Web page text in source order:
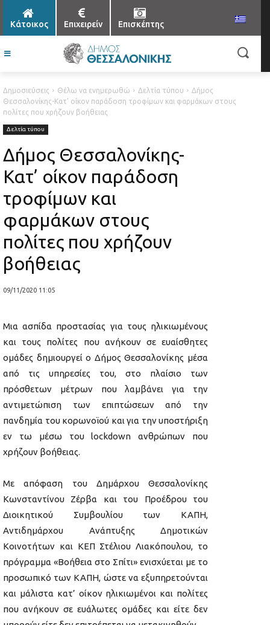
Κάτοικος Επιχειρείν Επισκέπτης
Δημοσιεύσεις Θέλω να ενημερωθώ Δελτία τύπου
Δήμος
Θεσσαλονίκης-Κατ’ οίκον παράδοση τροφίμων και φαρμάκων στους
πολίτες που χρήζουν βοήθειας
Δελτία τύπου
Δήμος Θεσσαλονίκης-
Κατ’ οίκον παράδοση
τροφίμων και
φαρμάκων στους
πολίτες που χρήζουν
βοήθειας
09/11/2020 11:05
Μια ασπίδα προστασίας για τους ηλικιωμένους
και τους πολίτες που ανήκουν σε ευαίσθητες
ομάδες δημιουργεί ο Δήμος Θεσσαλονίκης μέσα
από τις υπηρεσίες του, στο πλαίσιο των
πρόσθετων μέτρων που λαμβάνει για την
αντιμετώπιση των επιπτώσεων από την
πανδημία του κορωνοϊού και για την υποστήριξη
εν τω μέσω του lockdown ανθρώπων που
χρήζουν βοήθειας.
Με απόφαση του Δημάρχου Θεσσαλονίκης
Κωνσταντίνου Ζέρβα και του Προέδρου του
Διοικητικού Συμβουλίου των ΚΑΠΗ,
Αντιδημάρχου Ανάπτυξης Δημοτικών
Κοινοτήτων και ΚΕΠ Στέλιου Λιακόπουλου, το
πρόγραμμα «Βοήθεια στο Σπίτι» ενισχύεται με το
προσωπικό των ΚΑΠΗ, ώστε να εξυπηρετούνται
και μάλιστα κατ’ οίκον ηλικιωμένοι και πολίτες
που ανήκουν σε ευάλωτες ομάδες και είτε δεν